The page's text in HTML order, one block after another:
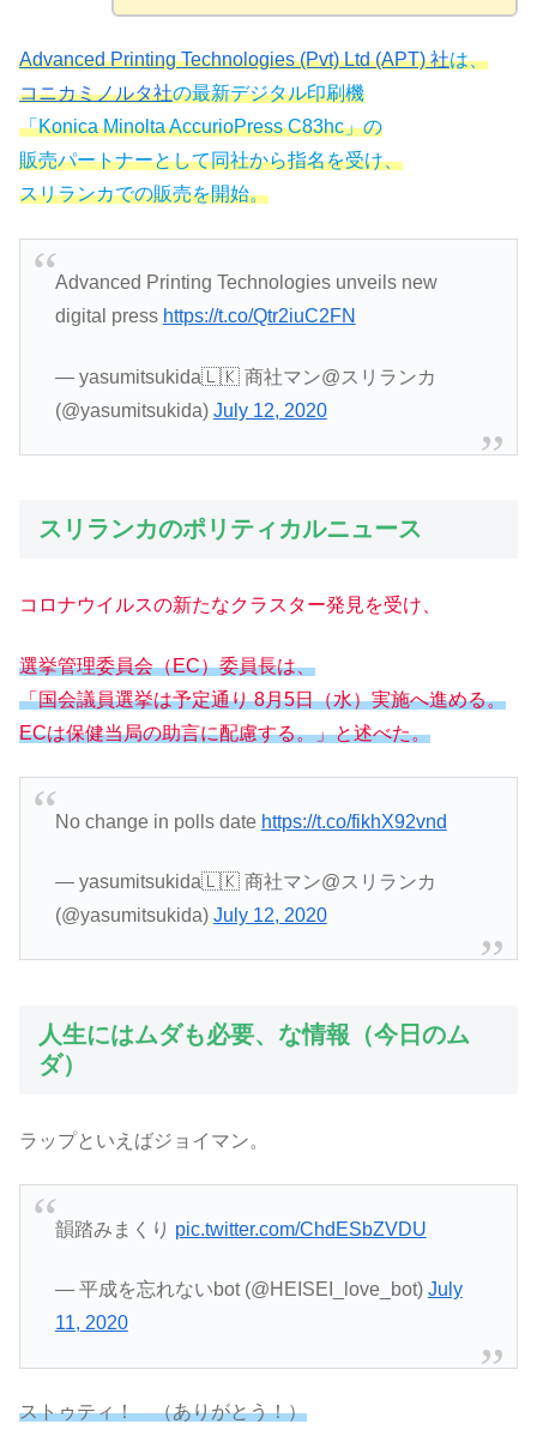
Advanced Printing Technologies (Pvt) Ltd (APT) 社は、
コニカミノルタ社の最新デジタル印刷機
「Konica Minolta AccurioPress C83hc」の
販売パートナーとして同社から指名を受け、
スリランカでの販売を開始。
Advanced Printing Technologies unveils new
digital press https://t.co/Qtr2iuC2FN
— yasumitsukida🇱🇰 商社マン@スリランカ
(@yasumitsukida) July 12, 2020
スリランカのポリティカルニュース
コロナウイルスの新たなクラスター発見を受け、
選挙管理委員会（EC）委員長は、
「国会議員選挙は予定通り 8月5日（水）実施へ進める。
ECは保健当局の助言に配慮する。」と述べた。
No change in polls date https://t.co/fikhX92vnd
— yasumitsukida🇱🇰 商社マン@スリランカ
(@yasumitsukida) July 12, 2020
人生にはムダも必要、な情報（今日のム
ダ）
ラップといえばジョイマン。
韻踏みまくり pic.twitter.com/ChdESbZVDU
— 平成を忘れないbot (@HEISEI_love_bot) July
11, 2020
ストゥティ！ （ありがとう！）